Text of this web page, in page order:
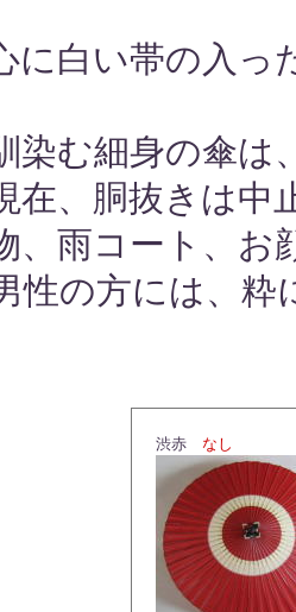
い帯の入った
細身の傘は、
、胴抜きは中
コート、お顔
の方には、粋
渋赤 なし